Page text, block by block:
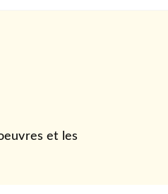
et les